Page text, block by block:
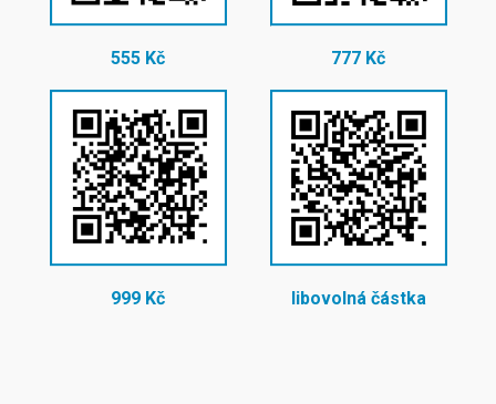
555 Kč 777 Kč
999 Kč libovolná částka